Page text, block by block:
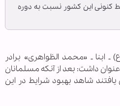
کنونی این کشور نسبت به دوره
ـ ابنا ـ «محمد الظواهری» برادر
داشت: بعد از آنکه مسلمانان
شاهد بهبود شرایط در این